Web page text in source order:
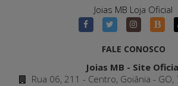
Joias MB Loja Oficial
FALE CONOSCO
Joias MB - Site
Rua 06, 211 - Centro, Goiânia -